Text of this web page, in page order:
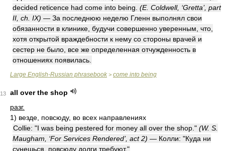
decided reticence had come into being. (E. Coldwell, ‘Gretta’, part
II, ch. IX) — За последнюю неделю Гленн выполнял свои
обязанности в клинике, будучи совершенно уверенным, что,
хотя открытой враждебности к нему со стороны врачей и
сестер не было, все же определенная отчужденность в
отношениях появилась.
Large English-Russian phrasebook > come into being
13
all over the shop
разг.
1) везде, повсюду, во всех направлениях
Collie: "I was being pestered for money all over the shop." (W. S.
Maugham, ‘For Services Rendered’, act 2) — Колли: "Куда ни
сунешься, повсюду долги требуют."